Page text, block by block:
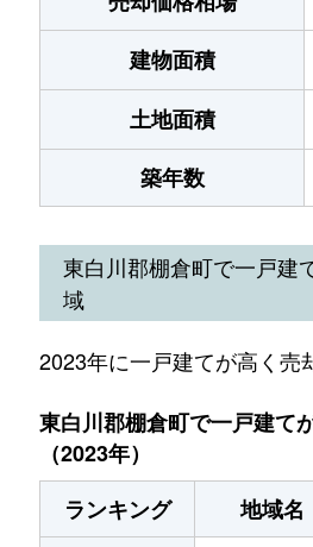
建物面積
土地面積
築年数
東白川郡棚倉町で一戸建
域
2023年に一戸建てが高く売
東白川郡棚倉町で一戸建て
（2023年）
ランキング
地域名